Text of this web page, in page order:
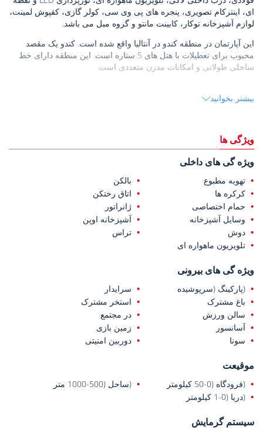
ای، اینترکام تصویری، پنجره های پی وی سی، کولر گازی، کفپوش لمینت،
لوازم آشپزخانه توکار، کابینت مانتو و گروه مبل می باشد.
این آپارتمان در منطقه کندو در آنتالیا واقع شده است. کندو یک مقصد
محبوب برای تعطیلات با هتل های 5 ستاره است. این منطقه دارای خط
ساحلی طولانی و امکانات مدرن متعددی است.
دارند.
بیشتر بخوانید
ویژگی ها
ویژه گی های داخلی
تهویه مطبوع
بالکن
کرکره ها
اتاق رختکن
حمام اختصاصی
ژانراتور
وسایل آشپزخانه
آشپزخانه اوپن
دوش
تراس
تلویزیون ماهواره ای
ویژه گی های بیرونی
(پارکینگ (سرپوشیده
سرایدار
باغ مشترک
استخر مشترک
سالن ورزش
در مجتمع
آسانسور
زمین بازی
سونا
دوربین امنیتی
موقیعت
(فرودگاه (0-50 کیلومتر
(ساحل (500-1000 متر
(دریا (0-1 کیلومتر
سیستم گرمایش